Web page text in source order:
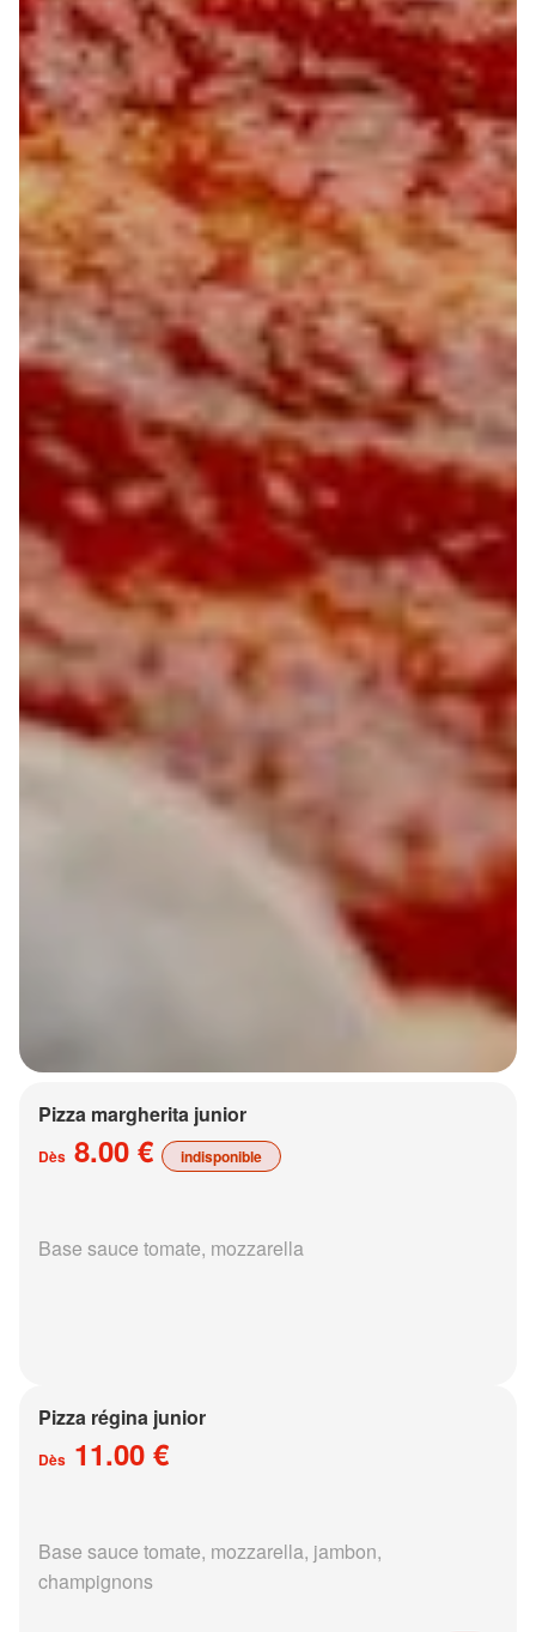
Pizza margherita junior
Dès 8.00 € indisponible
Base sauce tomate, mozzarella
Pizza régina junior
Dès 11.00 €
Base sauce tomate, mozzarella, jambon,
champignons